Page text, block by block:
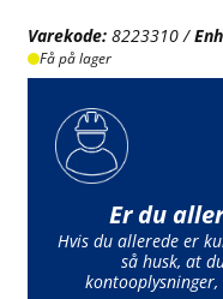
Varekode: 8223310 /
Få på lager
Er du
Hvis du allerede er
så husk, at